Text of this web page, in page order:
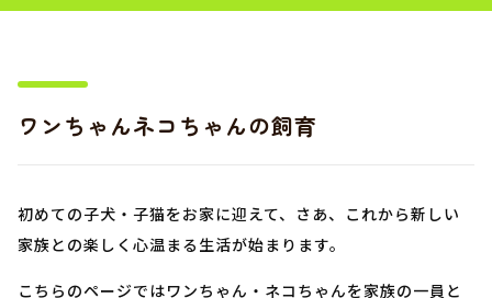
ワンちゃんネコちゃんの飼育
初めての子犬・子猫をお家に迎えて、さあ、これから新しい
家族との楽しく心温まる生活が始まります。
こちらのページではワンちゃん・ネコちゃんを家族の一員と